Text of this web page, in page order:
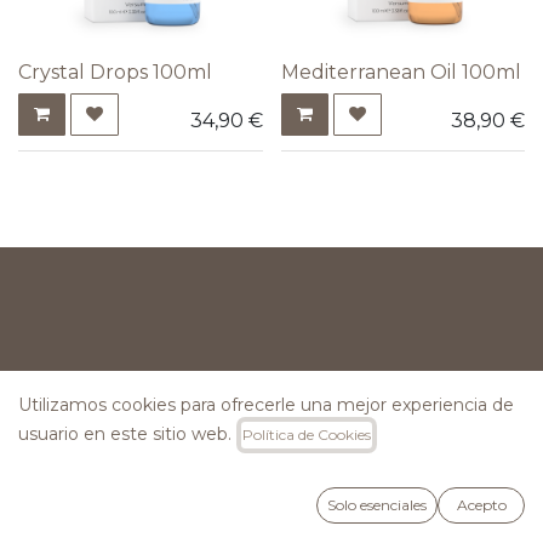
Crystal Drops 100ml
34,90 €
Mediterranean Oil 100ml
38,90 €
INFORMACIÓN
Preguntas Frecuentes
Utilizamos cookies para ofrecerle una mejor experiencia de
usuario en este sitio web.
Política de Cookies
Solo esenciales Acepto